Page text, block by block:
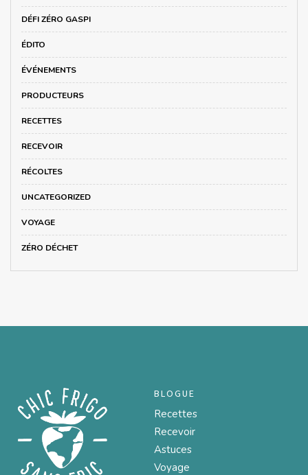
DÉFI ZÉRO GASPI
ÉDITO
ÉVÉNEMENTS
PRODUCTEURS
RECETTES
RECEVOIR
RÉCOLTES
UNCATEGORIZED
VOYAGE
ZÉRO DÉCHET
BLOGUE
Recettes
Recevoir
Astuces
Voyage